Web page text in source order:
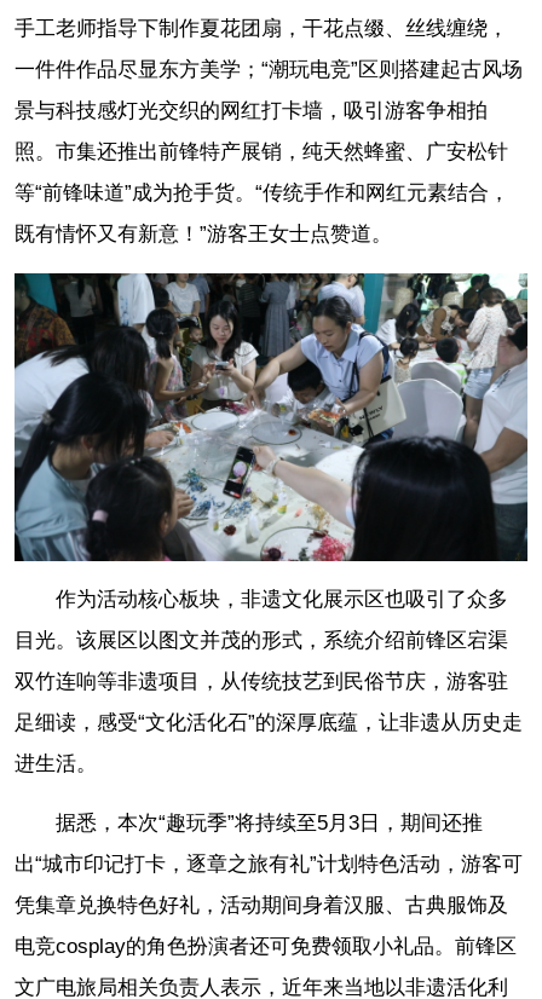
手工老师指导下制作夏花团扇，干花点缀、丝线缠绕，
一件件作品尽显东方美学；“潮玩电竞”区则搭建起古风场
景与科技感灯光交织的网红打卡墙，吸引游客争相拍
照。市集还推出前锋特产展销，纯天然蜂蜜、广安松针
等“前锋味道”成为抢手货。“传统手作和网红元素结合，
既有情怀又有新意！”游客王女士点赞道。
作为活动核心板块，非遗文化展示区也吸引了众多
目光。该展区以图文并茂的形式，系统介绍前锋区宕渠
双竹连响等非遗项目，从传统技艺到民俗节庆，游客驻
足细读，感受“文化活化石”的深厚底蕴，让非遗从历史走
进生活。
据悉，本次“趣玩季”将持续至5月3日，期间还推
出“城市印记打卡，逐章之旅有礼”计划特色活动，游客可
凭集章兑换特色好礼，活动期间身着汉服、古典服饰及
电竞cosplay的角色扮演者还可免费领取小礼品。前锋区
文广电旅局相关负责人表示，近年来当地以非遗活化利